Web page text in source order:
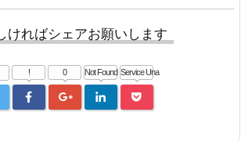
ければシェアお願いします
! 0 Not Found Service Una